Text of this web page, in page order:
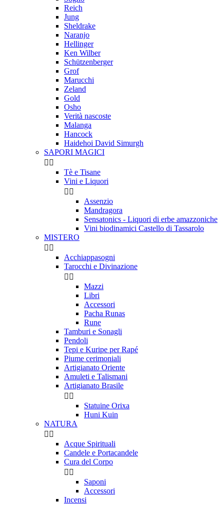
Reich
Jung
Sheldrake
Naranjo
Hellinger
Ken Wilber
Schützenberger
Grof
Marucchi
Zeland
Gold
Osho
Verità nascoste
Malanga
Hancock
Haidehoi David Simurgh
SAPORI MAGICI
 
Tè e Tisane
Vini e Liquori
 
Assenzio
Mandragora
Sensatonics - Liquori di erbe amazzoniche
Vini biodinamici Castello di Tassarolo
MISTERO
 
Acchiappasogni
Tarocchi e Divinazione
 
Mazzi
Libri
Accessori
Pacha Runas
Rune
Tamburi e Sonagli
Pendoli
Tepi e Kuripe per Rapé
Piume cerimoniali
Artigianato Oriente
Amuleti e Talismani
Artigianato Brasile
 
Statuine Orixa
Huni Kuin
NATURA
 
Acque Spirituali
Candele e Portacandele
Cura del Corpo
 
Saponi
Accessori
Incensi